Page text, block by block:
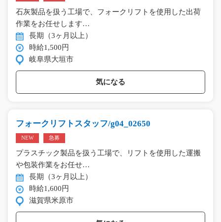
石灰製品を扱う工場で、フォークリフトを使用した出荷
作業をお任せします…
長期（3ヶ月以上）
時給1,500円
岐阜県大垣市
気になる
フォークリフトスタッフ/g04_02650
NEW 急募
プラスチック製品を扱う工場で、リフトを使用した運搬
や包装作業をお任せ…
長期（3ヶ月以上）
時給1,600円
滋賀県米原市